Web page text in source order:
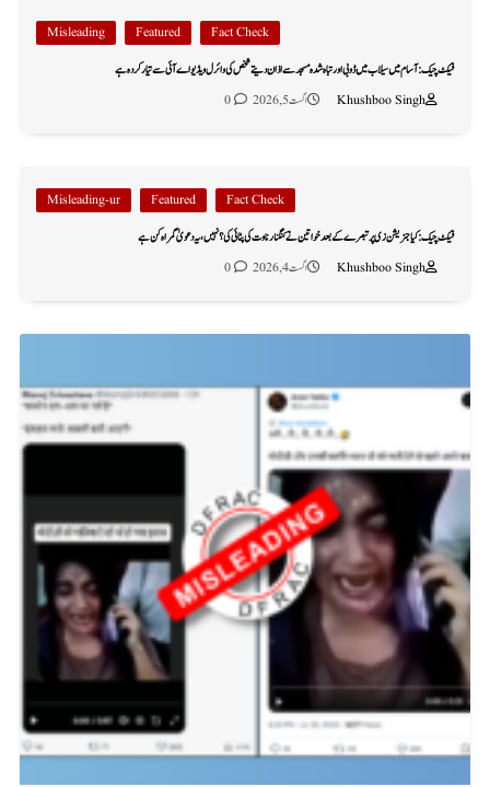
Fact Check
Featured
Misleading
فیکٹ چیک: آسام میں سیلاب میں ڈوبی اور تباہ شدہ مسجد سے اذان دیتے شخص کی وائرل ویڈیو اے آئی سے تیار کردہ ہے
Khushboo Singh
اگست 5, 2026 0
Fact Check
Featured
Misleading-ur
فیکٹ چیک: کیا جنریشن زی پر تبصرے کے بعد خواتین نے کنگنا رناوت کی پٹائی کی؟ نہیں، یہ دعویٰ گمراہ کن ہے
Khushboo Singh
اگست 4, 2026 0